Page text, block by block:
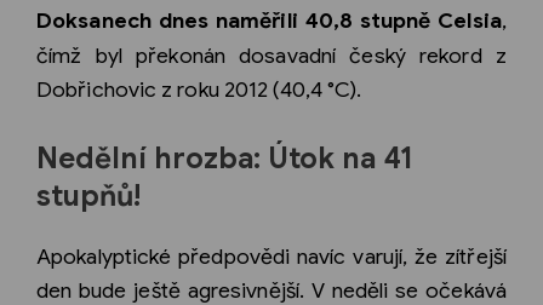
Doksanech dnes naměřili 40,8 stupně Celsia,
čímž byl překonán dosavadní český rekord z
Dobřichovic z roku 2012 (40,4 °C).
Nedělní hrozba: Útok na 41
stupňů!
Apokalyptické předpovědi navíc varují, že zítřejší
den bude ještě agresivnější. V neděli se očekává